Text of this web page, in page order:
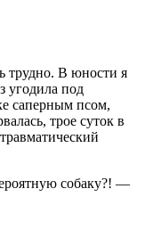
трудно. В юности я
угодила под
саперным псом,
трое суток в
собаку?! —